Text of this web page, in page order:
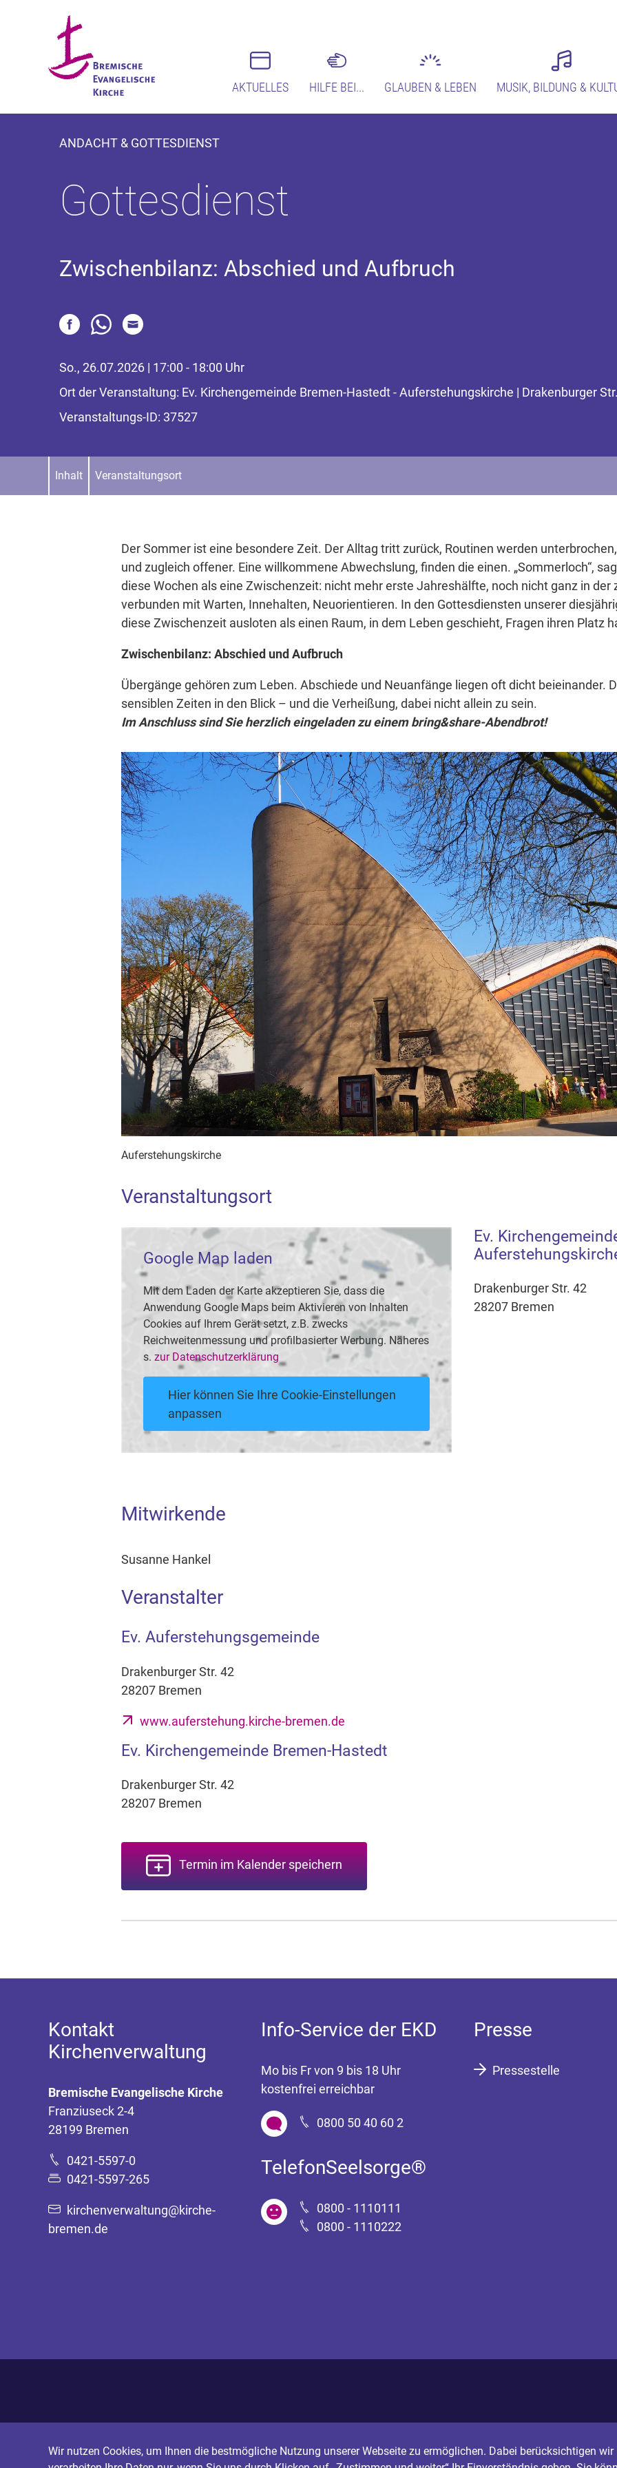
AKTUELLES HILFE BEI... GLAUBEN & LEBEN MUSIK, BILDUNG &
ANDACHT & GOTTESDIENST
Gottesdienst
Zwischenbilanz: Abschied und Aufbruch
So., 26.07.2026 | 17:00 - 18:00 Uhr
Ort der Veranstaltung: Ev. Kirchengemeinde Bremen-Hastedt - Auferstehungskirche | Drakenburger
Veranstaltungs-ID: 37527
Inhalt Veranstaltungsort
Der Sommer ist eine besondere Zeit. Der Alltag tritt zurück, Routinen werden
und zugleich offener. Eine willkommene Abwechslung, finden die einen. „Sommerloch“,
diese Wochen als eine Zwischenzeit: nicht mehr erste Jahreshälfte, noch nicht ganz in
verbunden mit Warten, Innehalten, Neuorientieren. In den Gottesdiensten unserer
diese Zwischenzeit ausloten als einen Raum, in dem Leben geschieht, Fragen ihren Platz
Zwischenbilanz: Abschied und Aufbruch
Übergänge gehören zum Leben. Abschiede und Neuanfänge liegen oft dicht beieinander.
sensiblen Zeiten in den Blick – und die Verheißung, dabei nicht allein zu sein.
Im Anschluss sind Sie herzlich eingeladen zu einem bring&share-Abendbrot!
Auferstehungskirche
Veranstaltungsort
Google Map laden
Mit dem Laden der Karte akzeptieren Sie, dass die
Anwendung Google Maps beim Aktivieren von Inhalten
Cookies auf Ihrem Gerät setzt, z.B. zwecks
Reichweitenmessung und profilbasierter Werbung. Näheres
s. zur Datenschutzerklärung
Hier können Sie Ihre Cookie-Einstellungen
anpassen
Ev.
Drakenburger Str. 42
28207 Bremen
Mitwirkende
Susanne Hankel
Veranstalter
Ev. Auferstehungsgemeinde
Drakenburger Str. 42
28207 Bremen
www.auferstehung.kirche-bremen.de
Ev. Kirchengemeinde Bremen-Hastedt
Drakenburger Str. 42
28207 Bremen
Termin im Kalender speichern
Kontakt
Kirchenverwaltung
Bremische Evangelische Kirche
Franziuseck 2-4
28199 Bremen
0421-5597-0
0421-5597-265
kirchenverwaltung@kirche-
bremen.de
Info-Service der EKD
Mo bis Fr von 9 bis 18 Uhr
kostenfrei erreichbar
0800 50 40 60 2
TelefonSeelsorge®
0800 - 1110111
0800 - 1110222
Presse
Pressestelle
Wir nutzen Cookies, um Ihnen die bestmögliche Nutzung unserer Webseite zu ermöglichen. Dabei berücksichtigen wir